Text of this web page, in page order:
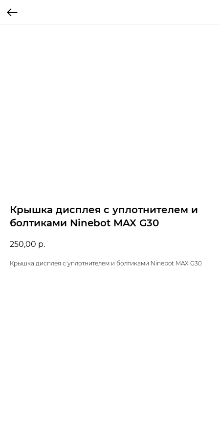
Крышка дисплея с уплотнителем и
болтиками Ninebot MAX G30
250,00 р.
Крышка дисплея с уплотнителем и болтиками Ninebot MAX G30